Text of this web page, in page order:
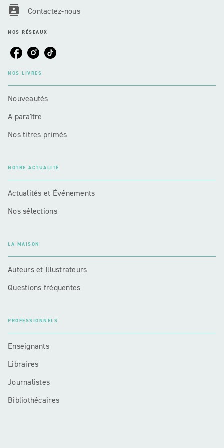
contacts Contactez-nous
NOS RÉSEAUX
NOS LIVRES
Nouveautés
A paraître
Nos titres primés
NOTRE ACTUALITÉ
Actualités et Événements
Nos sélections
LA MAISON
Auteurs et Illustrateurs
Questions fréquentes
PROFESSIONNELS
Enseignants
Libraires
Journalistes
Bibliothécaires